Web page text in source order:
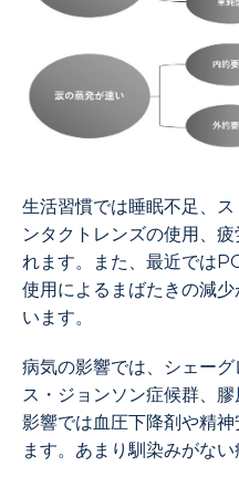
生活習慣では睡眠不足、
ンタクトレンズの使用、
れます。また、最近では
使用によるまばたきの減
います。
病気の影響では、シェー
ス・ジョンソン症候群、
影響では血圧下降剤や精
ます。あまり馴染みがない